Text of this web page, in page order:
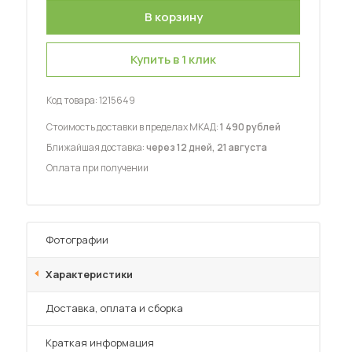
Купить в 1 клик
Код товара:1215649
Стоимость доставки в пределах МКАД:1 490 рублей
Ближайшая доставка:через 12 дней, 21 августа
Оплата при получении
Фотографии
Характеристики
Преимущества
Доставка, оплата и сборка
Краткая информация